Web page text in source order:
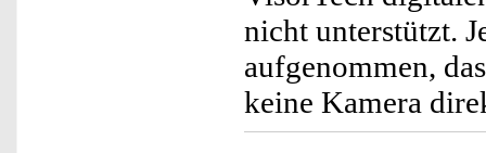
nicht unterstützt.
aufgenommen,
keine Kamera